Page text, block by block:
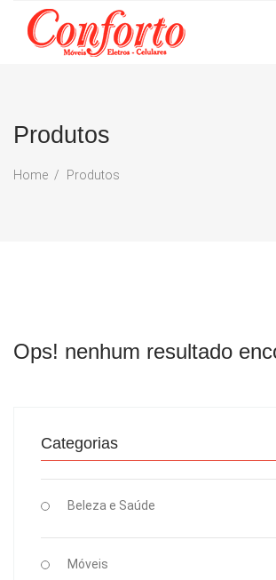
Produtos
Home Produtos
Ops! nenhum resultado
Categorias
Beleza e Saúde
Móveis